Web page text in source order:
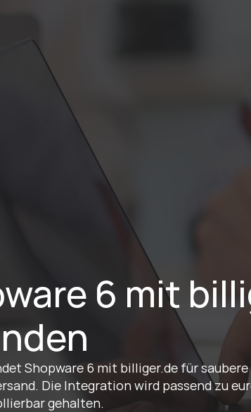
6 mit
Shopware 6 mit billiger.de für saubere
Die Integration wird passend zu
gehalten.